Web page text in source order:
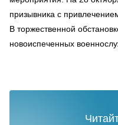
призывника с
В торжественной
новоиспеченных